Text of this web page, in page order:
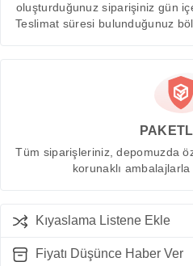
oluşturduğunuz siparişiniz gün
Teslimat süresi bulunduğunuz
Tüm siparişleriniz, depomuzda
korunaklı
Kıyaslama Listene Ekle
Fiyatı Düşünce Haber Ver